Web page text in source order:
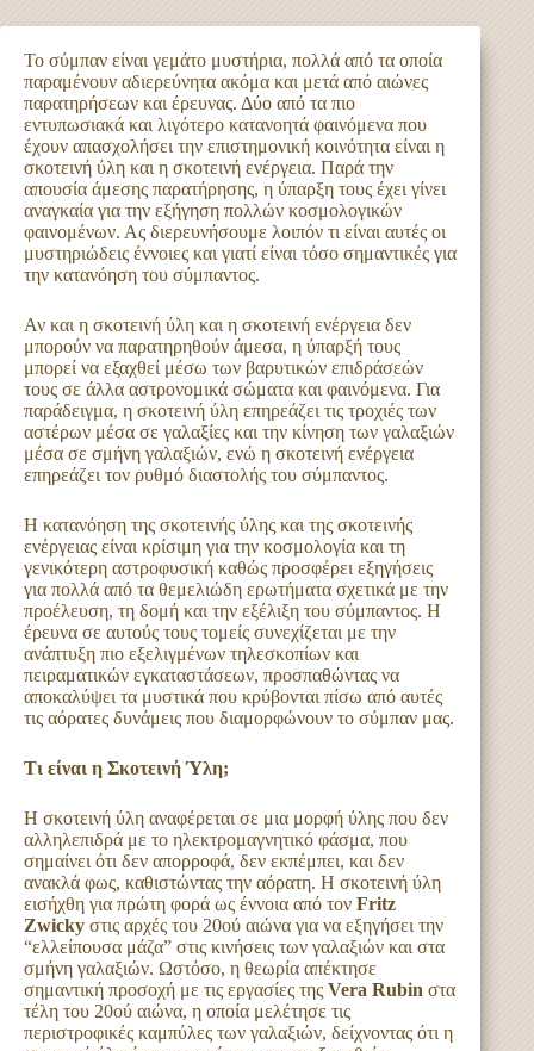
Το σύμπαν είναι γεμάτο μυστήρια, πολλά από τα οποία
παραμένουν αδιερεύνητα ακόμα και μετά από αιώνες
παρατηρήσεων και έρευνας. Δύο από τα πιο
εντυπωσιακά και λιγότερο κατανοητά φαινόμενα που
έχουν απασχολήσει την επιστημονική κοινότητα είναι η
σκοτεινή ύλη και η σκοτεινή ενέργεια. Παρά την
απουσία άμεσης παρατήρησης, η ύπαρξη τους έχει γίνει
αναγκαία για την εξήγηση πολλών κοσμολογικών
φαινομένων. Ας διερευνήσουμε λοιπόν τι είναι αυτές οι
μυστηριώδεις έννοιες και γιατί είναι τόσο σημαντικές για
την κατανόηση του σύμπαντος.
Αν και η σκοτεινή ύλη και η σκοτεινή ενέργεια δεν
μπορούν να παρατηρηθούν άμεσα, η ύπαρξή τους
μπορεί να εξαχθεί μέσω των βαρυτικών επιδράσεών
τους σε άλλα αστρονομικά σώματα και φαινόμενα. Για
παράδειγμα, η σκοτεινή ύλη επηρεάζει τις τροχιές των
αστέρων μέσα σε γαλαξίες και την κίνηση των γαλαξιών
μέσα σε σμήνη γαλαξιών, ενώ η σκοτεινή ενέργεια
επηρεάζει τον ρυθμό διαστολής του σύμπαντος.
Η κατανόηση της σκοτεινής ύλης και της σκοτεινής
ενέργειας είναι κρίσιμη για την κοσμολογία και τη
γενικότερη αστροφυσική καθώς προσφέρει εξηγήσεις
για πολλά από τα θεμελιώδη ερωτήματα σχετικά με την
προέλευση, τη δομή και την εξέλιξη του σύμπαντος. Η
έρευνα σε αυτούς τους τομείς συνεχίζεται με την
ανάπτυξη πιο εξελιγμένων τηλεσκοπίων και
πειραματικών εγκαταστάσεων, προσπαθώντας να
αποκαλύψει τα μυστικά που κρύβονται πίσω από αυτές
τις αόρατες δυνάμεις που διαμορφώνουν το σύμπαν μας.
Τι είναι η Σκοτεινή Ύλη;
Η σκοτεινή ύλη αναφέρεται σε μια μορφή ύλης που δεν
αλληλεπιδρά με το ηλεκτρομαγνητικό φάσμα, που
σημαίνει ότι δεν απορροφά, δεν εκπέμπει, και δεν
ανακλά φως, καθιστώντας την αόρατη. Η σκοτεινή ύλη
εισήχθη για πρώτη φορά ως έννοια από τον Fritz
Zwicky στις αρχές του 20ού αιώνα για να εξηγήσει την
“ελλείπουσα μάζα” στις κινήσεις των γαλαξιών και στα
σμήνη γαλαξιών. Ωστόσο, η θεωρία απέκτησε
σημαντική προσοχή με τις εργασίες της Vera Rubin στα
τέλη του 20ού αιώνα, η οποία μελέτησε τις
περιστροφικές καμπύλες των γαλαξιών, δείχνοντας ότι η